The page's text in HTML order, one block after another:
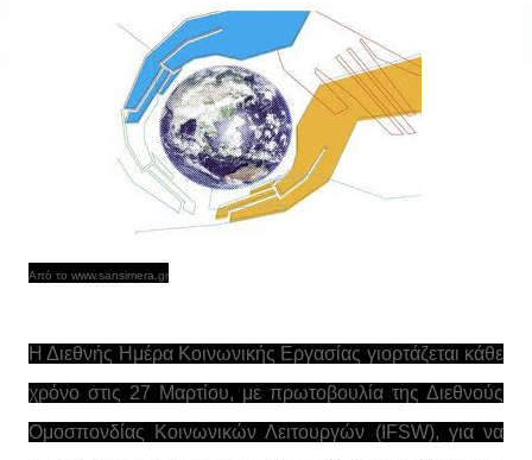
Από το www.sansimera.gr
Η Διεθνής Ημέρα Κοινωνικής Εργασίας γιορτάζεται κάθε
χρόνο στις 27 Μαρτίου, με πρωτοβουλία της Διεθνούς
Ομοσπονδίας Κοινωνικών Λειτουργών (IFSW), για να